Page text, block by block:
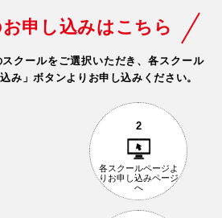
申し込みはこちら
クールをご選択いただき、各スクール
み」ボタンよりお申し込みください。
2
各スクールページ よ
りお申し込みページ
へ